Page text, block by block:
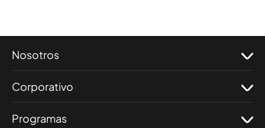
Nosotros
Corporativo
Programas